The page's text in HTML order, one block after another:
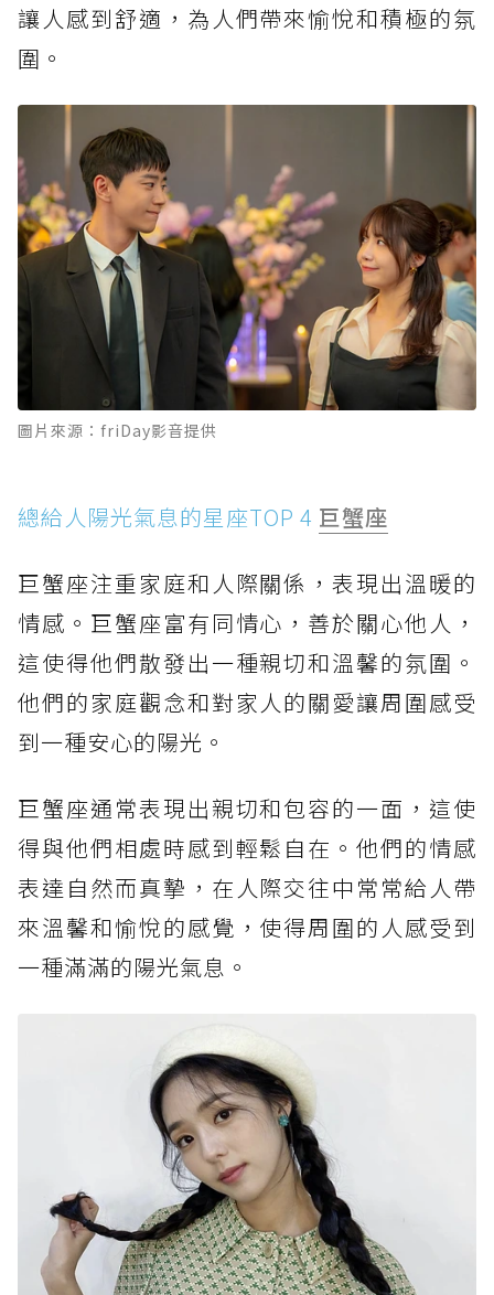
讓人感到舒適，為人們帶來愉悅和積極的氛
圍。
圖片來源：friDay影音提供
總給人陽光氣息的星座TOP 4 巨蟹座
巨蟹座注重家庭和人際關係，表現出溫暖的
情感。巨蟹座富有同情心，善於關心他人，
這使得他們散發出一種親切和溫馨的氛圍。
他們的家庭觀念和對家人的關愛讓周圍感受
到一種安心的陽光。
巨蟹座通常表現出親切和包容的一面，這使
得與他們相處時感到輕鬆自在。他們的情感
表達自然而真摯，在人際交往中常常給人帶
來溫馨和愉悅的感覺，使得周圍的人感受到
一種滿滿的陽光氣息。